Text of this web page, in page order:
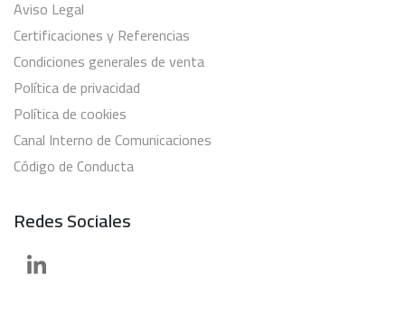
Aviso Legal
Certificaciones y Referencias
Condiciones generales de venta
Política de privacidad
Política de cookies
Canal Interno de Comunicaciones
Código de Conducta
Redes Sociales